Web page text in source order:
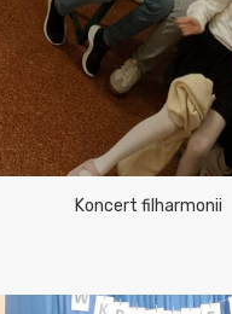
Koncert filharmonii